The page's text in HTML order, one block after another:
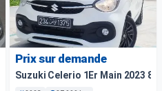
Prix sur demande
Suzuki Celerio 1Er Main 2023